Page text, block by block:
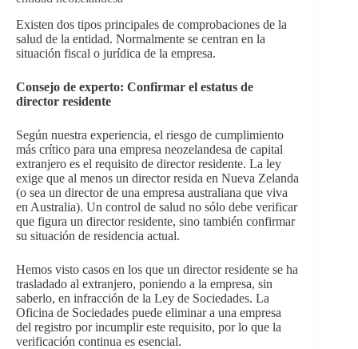
Existen dos tipos principales de comprobaciones de la
salud de la entidad. Normalmente se centran en la
situación fiscal o jurídica de la empresa.
Consejo de experto: Confirmar el estatus de
director residente
Según nuestra experiencia, el riesgo de cumplimiento
más crítico para una empresa neozelandesa de capital
extranjero es el requisito de director residente. La ley
exige que al menos un director resida en Nueva Zelanda
(o sea un director de una empresa australiana que viva
en Australia). Un control de salud no sólo debe verificar
que figura un director residente, sino también confirmar
su situación de residencia actual.
Hemos visto casos en los que un director residente se ha
trasladado al extranjero, poniendo a la empresa, sin
saberlo, en infracción de la Ley de Sociedades. La
Oficina de Sociedades puede eliminar a una empresa
del registro por incumplir este requisito, por lo que la
verificación continua es esencial.